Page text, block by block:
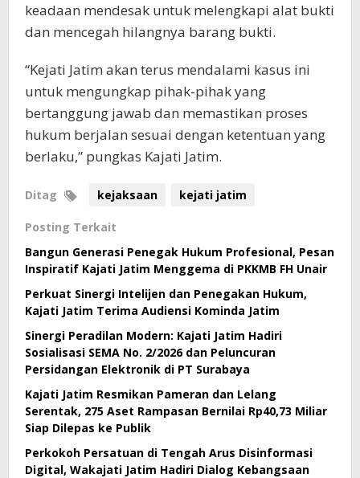
keadaan mendesak untuk melengkapi alat bukti
dan mencegah hilangnya barang bukti.
“Kejati Jatim akan terus mendalami kasus ini
untuk mengungkap pihak-pihak yang
bertanggung jawab dan memastikan proses
hukum berjalan sesuai dengan ketentuan yang
berlaku,” pungkas Kajati Jatim.
Ditag kejaksaan kejati jatim
Posting Terkait
Bangun Generasi Penegak Hukum Profesional, Pesan
Inspiratif Kajati Jatim Menggema di PKKMB FH Unair
Perkuat Sinergi Intelijen dan Penegakan Hukum,
Kajati Jatim Terima Audiensi Kominda Jatim
Sinergi Peradilan Modern: Kajati Jatim Hadiri
Sosialisasi SEMA No. 2/2026 dan Peluncuran
Persidangan Elektronik di PT Surabaya
Kajati Jatim Resmikan Pameran dan Lelang
Serentak, 275 Aset Rampasan Bernilai Rp40,73 Miliar
Siap Dilepas ke Publik
Perkokoh Persatuan di Tengah Arus Disinformasi
Digital, Wakajati Jatim Hadiri Dialog Kebangsaan